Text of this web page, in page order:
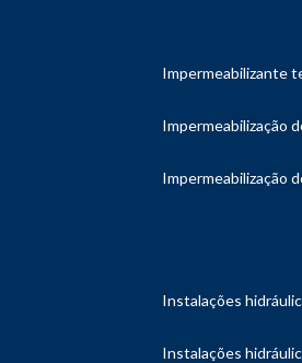
impermeabilizante
impermeabilização
impermeabilização
instalações
instalações